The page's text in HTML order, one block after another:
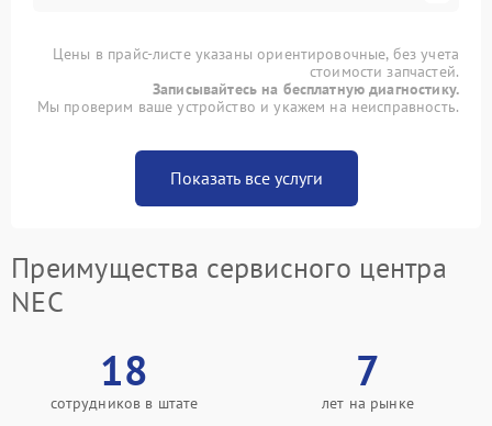
Цены в прайс-листе указаны ориентировочные, без учета
стоимости запчастей.
Записывайтесь на бесплатную диагностику.
Мы проверим ваше устройство и укажем на неисправность.
Показать все услуги
Преимущества сервисного центра
NEC
18
сотрудников в штате
7
лет на рынке